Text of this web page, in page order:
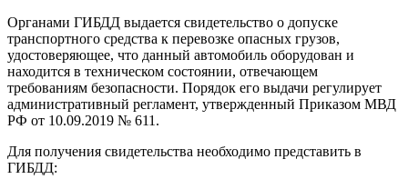
Органами ГИБДД выдается свидетельство о допуске
транспортного средства к перевозке опасных грузов,
удостоверяющее, что данный автомобиль оборудован и
находится в техническом состоянии, отвечающем
требованиям безопасности. Порядок его выдачи регулирует
административный регламент, утвержденный Приказом МВД
РФ от 10.09.2019 № 611.
Для получения свидетельства необходимо представить в
ГИБДД: